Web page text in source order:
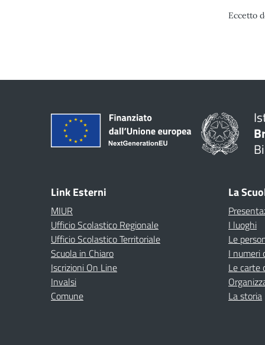
Eccetto
Link Esterni
MIUR
Ufficio Scolastico Regionale
Ufficio Scolastico Territoriale
Scuola in Chiaro
Iscrizioni On Line
Invalsi
Comune
La
I luoghi
Le
I numeri
Le carte
La storia